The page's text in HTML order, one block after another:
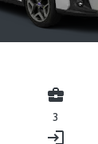
business_center
3
login